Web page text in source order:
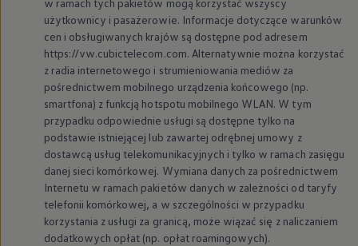
w ramach tych pakietów mogą korzystać wszyscy
użytkownicy i pasażerowie. Informacje dotyczące warunków
cen i obsługiwanych krajów są dostępne pod adresem
https://vw.cubictelecom.com. Alternatywnie można korzystać
z radia internetowego i strumieniowania mediów za
pośrednictwem mobilnego urządzenia końcowego (np.
smartfona) z funkcją hotspotu mobilnego WLAN. W tym
przypadku odpowiednie usługi są dostępne tylko na
podstawie istniejącej lub zawartej odrębnej umowy z
dostawcą usług telekomunikacyjnych i tylko w ramach zasięgu
danej sieci komórkowej. Wymiana danych za pośrednictwem
Internetu w ramach pakietów danych w zależności od taryfy
telefonii komórkowej, a w szczególności w przypadku
korzystania z usługi za granicą, może wiązać się z naliczaniem
dodatkowych opłat (np. opłat roamingowych).